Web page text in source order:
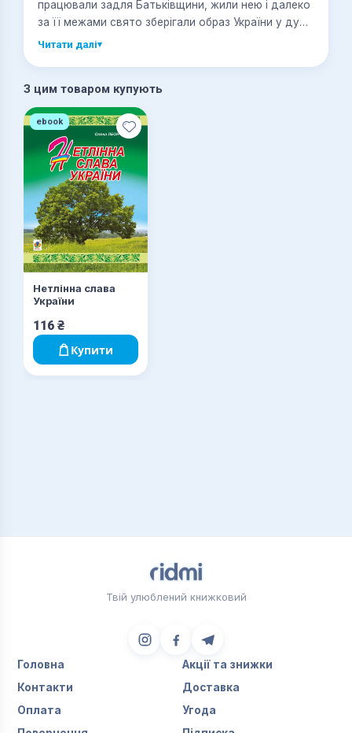
працювали задля Батьківщини, жили нею і далеко
за її межами свято зберігали образ України у душі.
Видання розраховане на широке коло читачів.
Читати далі▾
З цим товаром купують
ebook
Нетлінна слава
України
116 ₴
Купити
Твій улюблений книжковий
Головна
Акції та знижки
Контакти
Доставка
Оплата
Угода